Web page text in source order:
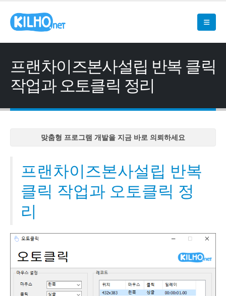
프랜차이즈본사설립 반복 클릭
작업과 오토클릭 정리
맞춤형 프로그램 개발을 지금 바로 의뢰하세요
맞춤형 프로그램 개발을 지금 바로 의뢰하세요
맞춤형 프로그램 개발을 지금 바로 의뢰하세요
맞춤형 프로그램 개발을 지금 바로 의뢰하세요
프랜차이즈본사설립 반복
클릭 작업과 오토클릭 정
리